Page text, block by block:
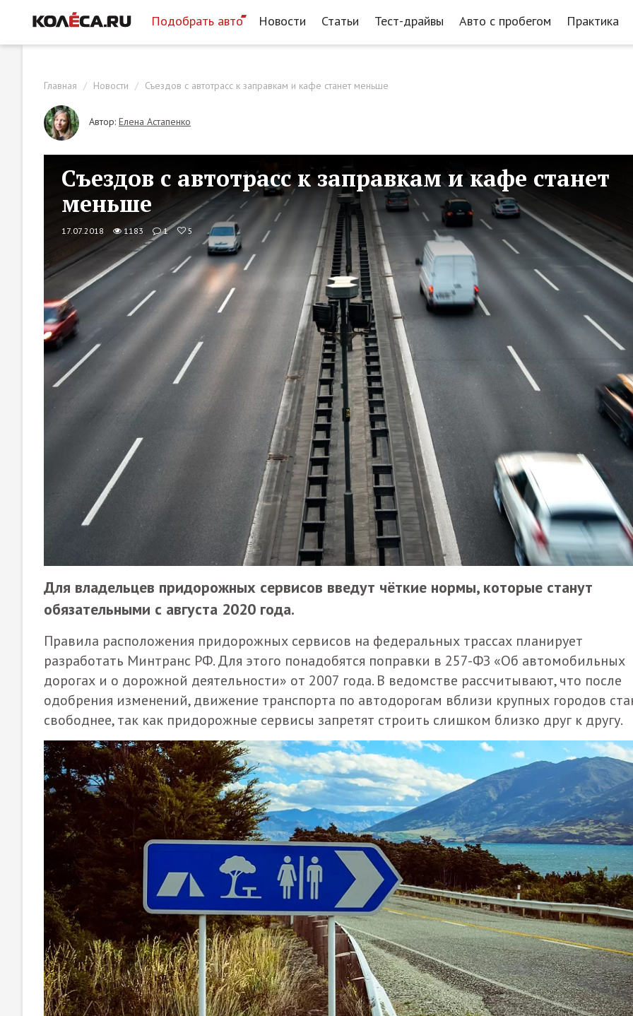
Подобрать авто Новости Статьи Тест-драйвы Авто с пробегом Практика
Главная Новости Съездов с автотрасс к заправкам и кафе станет меньше
Автор: Елена Астапенко
Съездов с автотрасс к заправкам и кафе станет
меньше
17.07.2018 1183 1 5
Для владельцев придорожных сервисов введут чёткие нормы, которые станут
обязательными с августа 2020 года.
Правила расположения придорожных сервисов на федеральных трассах планирует
разработать Минтранс РФ. Для этого понадобятся поправки в 257-ФЗ «Об автомобильных
дорогах и о дорожной деятельности» от 2007 года. В ведомстве рассчитывают, что после
одобрения изменений, движение транспорта по автодорогам вблизи крупных городов
свободнее, так как придорожные сервисы запретят строить слишком близко друг к другу.